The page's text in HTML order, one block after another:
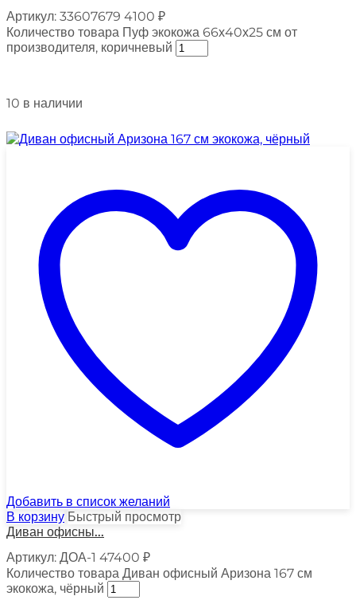
Артикул: 33607679 4100 ₽
Количество товара Пуф экокожа 66х40х25 см от
производителя, коричневый
10 в наличии
Добавить в список желаний
В корзину Быстрый просмотр
Диван офисны...
Артикул: ДОА-1 47400 ₽
Количество товара Диван офисный Аризона 167 см
экокожа, чёрный